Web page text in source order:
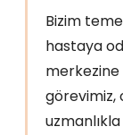
Bizim
hastaya
merkezine
görevimiz,